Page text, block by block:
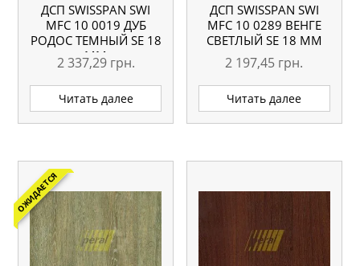
ДСП SWISSPAN SWI
MFC 10 0019 ДУБ
РОДОС ТЕМНЫЙ SE 18
ММ
2 337,29 грн.
Читать далее
ДСП SWISSPAN SWI
MFC 10 0289 ВЕНГЕ
СВЕТЛЫЙ SE 18 ММ
2 197,45 грн.
Читать далее
ОЖИДАЕТСЯ